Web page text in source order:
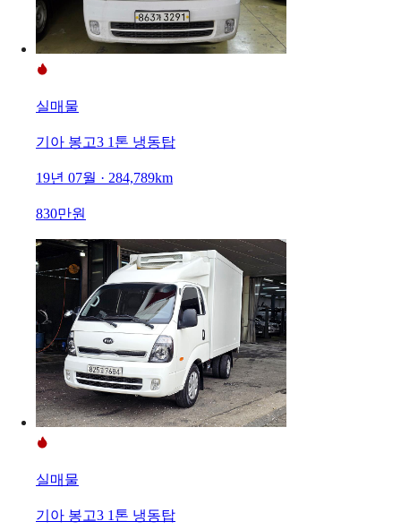
실매물
기아 봉고3 1톤 냉동탑
19년 07월 · 284,789km
830만원
실매물
기아 봉고3 1톤 냉동탑